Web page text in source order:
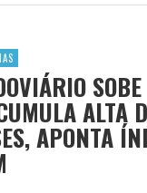
ALTA
APONTA